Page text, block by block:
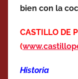
bien con la
CASTILLO DE
(
Historia